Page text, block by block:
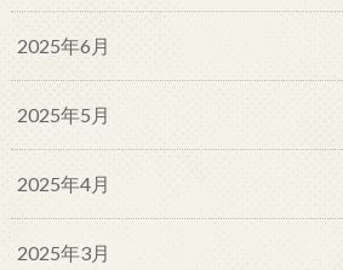
2025年6月
2025年5月
2025年4月
2025年3月